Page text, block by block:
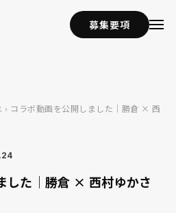
募集要項
› コラボ動画を公開しました｜勝倉 × 西
した｜勝倉 × 西村ゆかさ